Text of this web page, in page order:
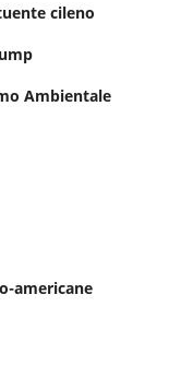
cileno
Ambientale
americane